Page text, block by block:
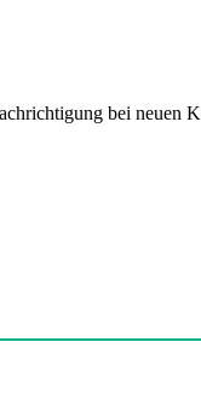
bei